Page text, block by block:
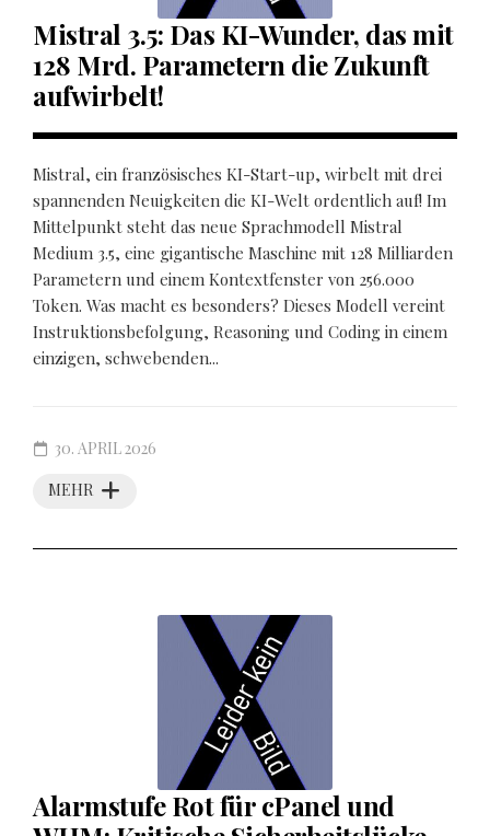
Mistral 3.5: Das KI-Wunder, das mit
128 Mrd. Parametern die Zukunft
aufwirbelt!
Mistral, ein französisches KI-Start-up, wirbelt mit drei
spannenden Neuigkeiten die KI-Welt ordentlich auf! Im
Mittelpunkt steht das neue Sprachmodell Mistral
Medium 3.5, eine gigantische Maschine mit 128 Milliarden
Parametern und einem Kontextfenster von 256.000
Token. Was macht es besonders? Dieses Modell vereint
Instruktionsbefolgung, Reasoning und Coding in einem
einzigen, schwebenden...
MEHR
30. APRIL 2026
Alarmstufe Rot für cPanel und